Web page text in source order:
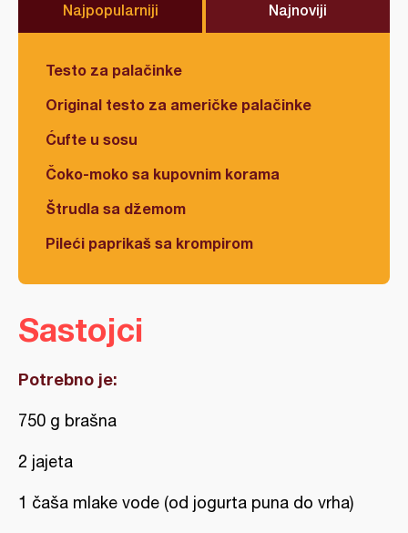
Najpopularniji Najnoviji
Testo za palačinke
Original testo za američke palačinke
Ćufte u sosu
Čoko-moko sa kupovnim korama
Štrudla sa džemom
Pileći paprikaš sa krompirom
Sastojci
Potrebno je:
750 g brašna
2 jajeta
1 čaša mlake vode (od jogurta puna do vrha)